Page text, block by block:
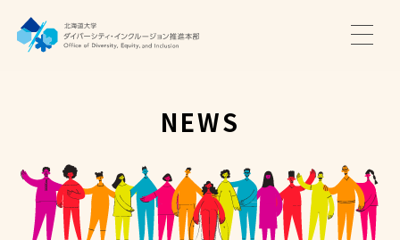
推進本部について
アクセス・お問い合わせ
NEWS